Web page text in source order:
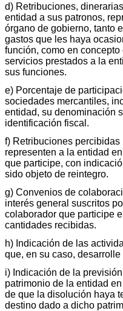
d) Retribuciones,
entidad a sus patronos,
órgano de gobierno, tanto
gastos que les haya
función, como en
servicios prestados a la
sus funciones.
e) Porcentaje de
sociedades mercantiles,
entidad, su denominación
identificación fiscal.
f) Retribuciones
representen a la entidad
que participe, con
sido objeto de reintegro.
g) Convenios de
interés general suscritos
colaborador que participe
cantidades recibidas.
h) Indicación de las
que, en su caso, desarrolle
i) Indicación de la
patrimonio de la entidad
de que la disolución haya
destino dado a dicho